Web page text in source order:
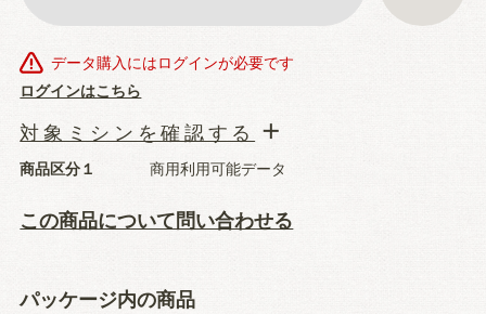
データ購入にはログインが必要です
ログインはこちら
商品区分１ 商用利用可能データ
この商品について問い合わせる
対象ミシンを確認する
パッケージ内の商品